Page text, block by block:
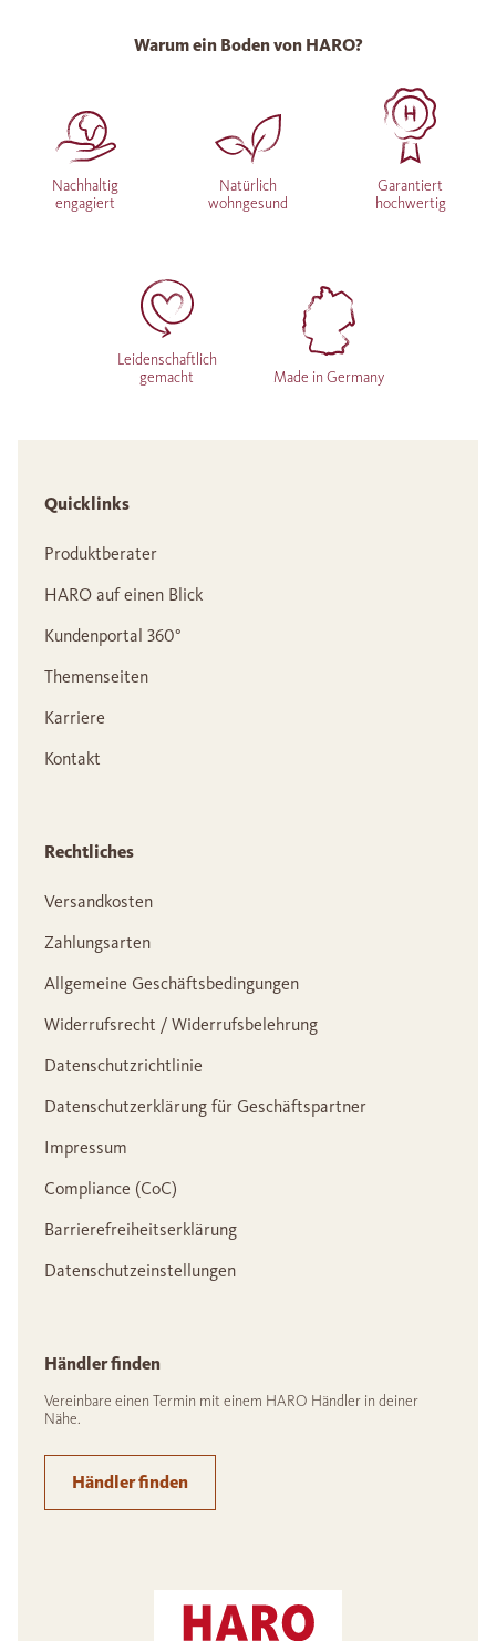
Warum ein Boden von HARO?
Nachhaltig
engagiert
Natürlich
wohngesund
Garantiert
hochwertig
Leidenschaftlich
gemacht
Made in Germany
Quicklinks
Produktberater
HARO auf einen Blick
Kundenportal 360°
Themenseiten
Karriere
Kontakt
Rechtliches
Versandkosten
Zahlungsarten
Allgemeine Geschäftsbedingungen
Widerrufsrecht / Widerrufsbelehrung
Datenschutzrichtlinie
Datenschutzerklärung für Geschäftspartner
Impressum
Compliance (CoC)
Barrierefreiheitserklärung
Datenschutzeinstellungen
Händler finden
Vereinbare einen Termin mit einem HARO Händler in deiner
Nähe.
Händler finden